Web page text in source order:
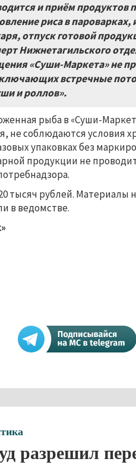
и приём продуктов
риса в пароварках,
отпуск готовой
Нижнетагильского
«Суши-Маркета» не
встречные
и роллов».
рыба в «Суши-
не соблюдаются условия
упаковках без
продукции не
тысяч рублей. Материалы
в ведомстве.
разрешил